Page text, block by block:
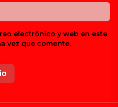
electrónico y web en este
vez que comente.